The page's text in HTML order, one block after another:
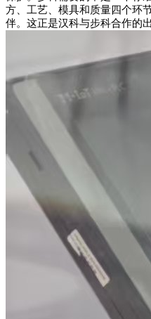
方、工艺、模具和质量四个环
伴。这正是汉科与步科合作的出